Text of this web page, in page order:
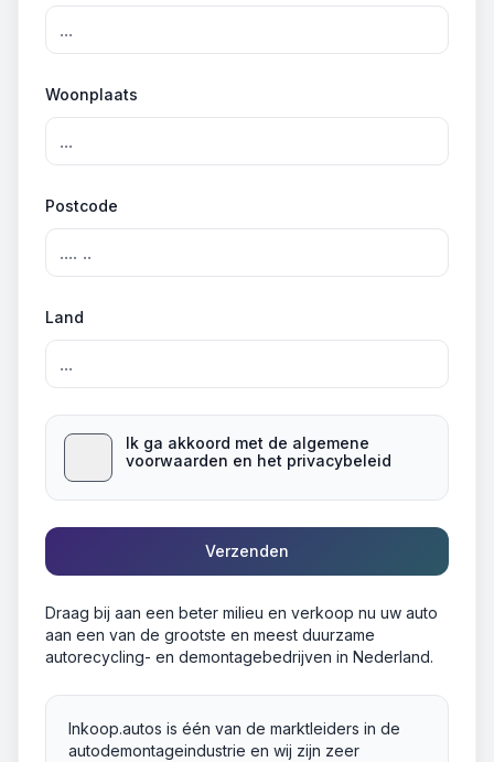
Woonplaats
Postcode
Land
Ik ga akkoord met de algemene
voorwaarden en het privacybeleid
Verzenden
Draag bij aan een beter milieu en verkoop nu uw auto
aan een van de grootste en meest duurzame
autorecycling- en demontagebedrijven in Nederland.
Inkoop.autos is één van de marktleiders in de
autodemontageindustrie en wij zijn zeer